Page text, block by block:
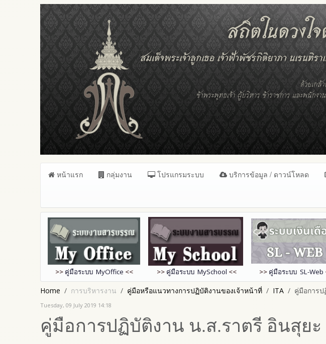
หน้าแรก กลุ่มงาน โปรแกรมระบบ บริการข้อมูล / ดาวน์โหลด
>> คู่มือระบบ MyOffice << >> คู่มือระบบ MySchool << >> คู่มือระบบ SL-Web
Home การบริหารงาน คู่มือหรือแนวทางการปฏิบัติงานของเจ้าหน้าที่ ITA คู่มือการ
Tuesday, 09 July 2019 14:18
คู่มือการปฏิบัติงาน น.ส.ราตรี อินสุยะ